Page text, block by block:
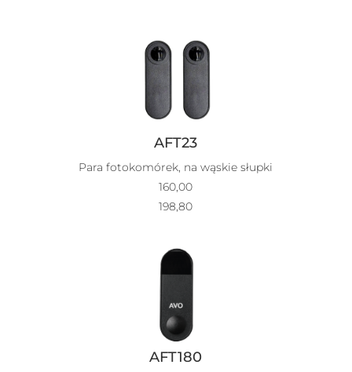
AFT23
Para fotokomórek, na wąskie słupki
160,00
198,80
AFT180